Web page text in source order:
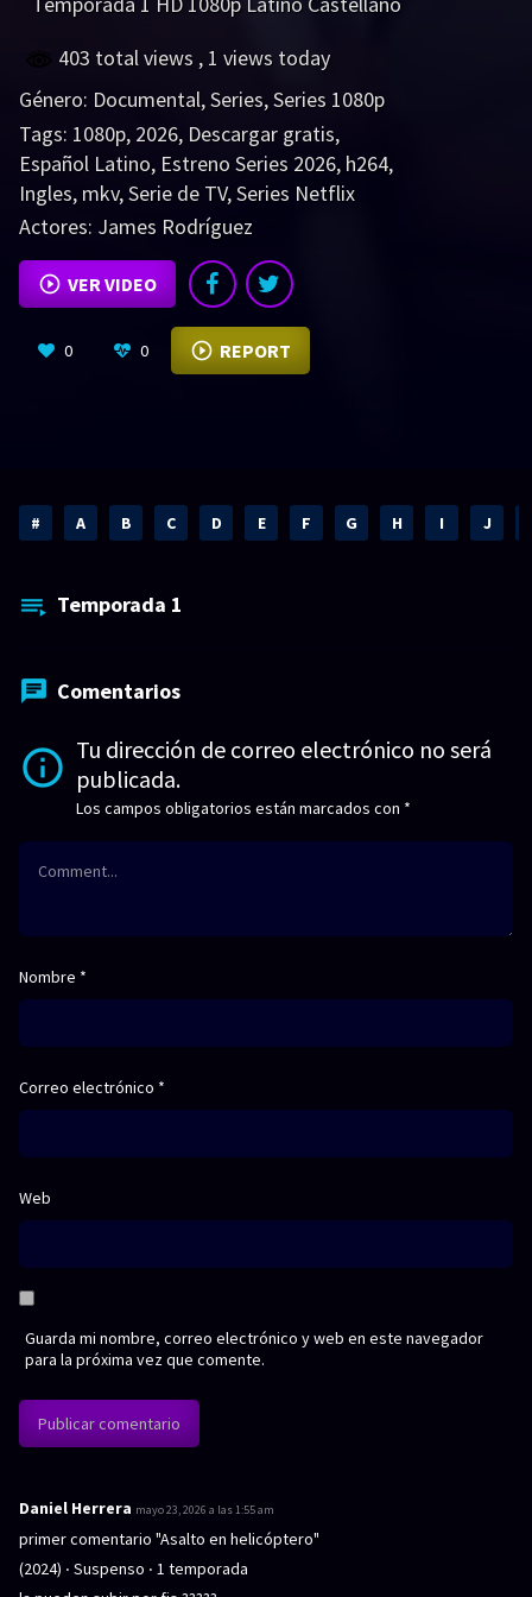
403 total views , 1 views today
Género: Documental,Series,Series 1080p
Tags: 1080p, 2026, Descargar gratis,
Español Latino, Estreno Series 2026, h264,
Ingles, mkv,Serie de TV,Series Netflix
Actores: James Rodríguez
VER VIDEO
0 0 REPORT
# A B C D E F G H I J
Temporada 1
Comentarios
Tu dirección de correo electrónico no será
publicada.
Los campos obligatorios están marcados con *
Nombre *
Correo electrónico *
Web
Guarda mi nombre, correo electrónico y web en este navegador
para la próxima vez que comente.
Daniel Herrera d
i
c
mayo 23, 2026 a las 1:55 am
primer comentario "Asalto en helicóptero"
(2024) ‧ Suspenso ‧ 1 temporada